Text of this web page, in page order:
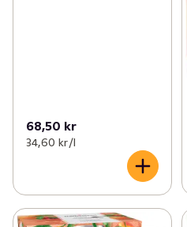
68,50 kr
34,60 kr /l